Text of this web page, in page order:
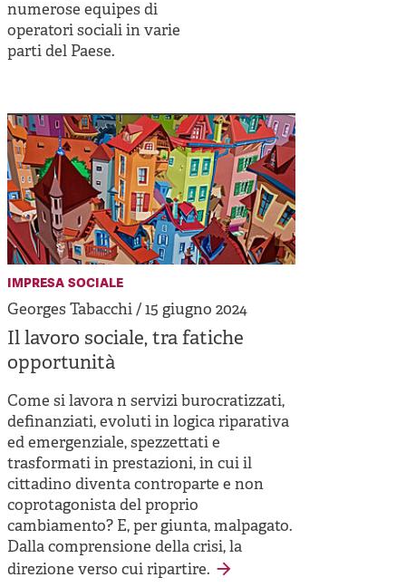
numerose equipes di
operatori sociali in varie
parti del Paese.
impresa sociale
Georges Tabacchi / 15 giugno 2024
Il lavoro sociale, tra fatiche
opportunità
Come si lavora n servizi burocratizzati,
definanziati, evoluti in logica riparativa
ed emergenziale, spezzettati e
trasformati in prestazioni, in cui il
cittadino diventa controparte e non
coprotagonista del proprio
cambiamento? E, per giunta, malpagato.
Dalla comprensione della crisi, la
direzione verso cui ripartire.